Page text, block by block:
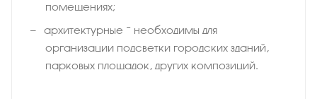
помещениях;
архитектурные − необходимы для
организации подсветки городских зданий,
парковых площадок, других композиций.